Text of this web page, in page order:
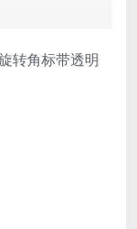
转角标带透明